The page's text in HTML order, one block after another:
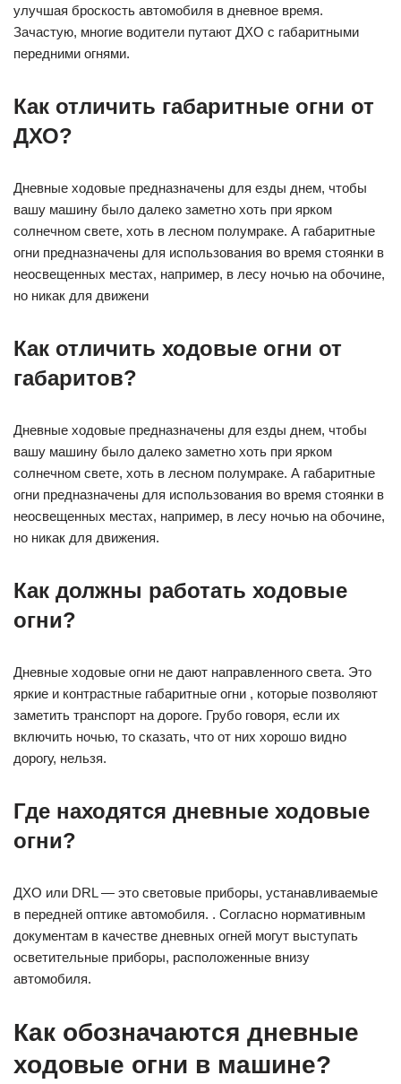
улучшая броскость автомобиля в дневное время.
Зачастую, многие водители путают ДХО с габаритными
передними огнями.
Как отличить габаритные огни от
ДХО?
Дневные ходовые предназначены для езды днем, чтобы
вашу машину было далеко заметно хоть при ярком
солнечном свете, хоть в лесном полумраке. А габаритные
огни предназначены для использования во время стоянки в
неосвещенных местах, например, в лесу ночью на обочине,
но никак для движени
Как отличить ходовые огни от
габаритов?
Дневные ходовые предназначены для езды днем, чтобы
вашу машину было далеко заметно хоть при ярком
солнечном свете, хоть в лесном полумраке. А габаритные
огни предназначены для использования во время стоянки в
неосвещенных местах, например, в лесу ночью на обочине,
но никак для движения.
Как должны работать ходовые
огни?
Дневные ходовые огни не дают направленного света. Это
яркие и контрастные габаритные огни , которые позволяют
заметить транспорт на дороге. Грубо говоря, если их
включить ночью, то сказать, что от них хорошо видно
дорогу, нельзя.
Где находятся дневные ходовые
огни?
ДХО или DRL — это световые приборы, устанавливаемые
в передней оптике автомобиля. . Согласно нормативным
документам в качестве дневных огней могут выступать
осветительные приборы, расположенные внизу
автомобиля.
Как обозначаются дневные
ходовые огни в машине?